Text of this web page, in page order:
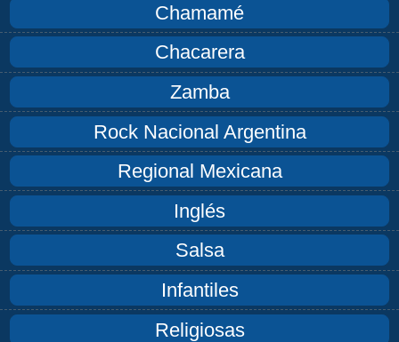
Chamamé
Chacarera
Zamba
Rock Nacional Argentina
Regional Mexicana
Inglés
Salsa
Infantiles
Religiosas